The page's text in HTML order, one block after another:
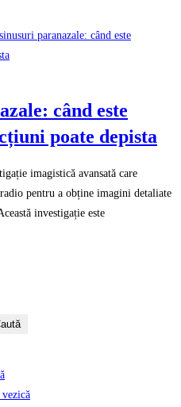
când este
poate depista
imagistică avansată care
pentru a obține imagini detaliate
investigație este